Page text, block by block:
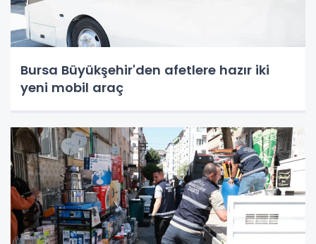
Bursa Büyükşehir'den afetlere hazır iki
yeni mobil araç